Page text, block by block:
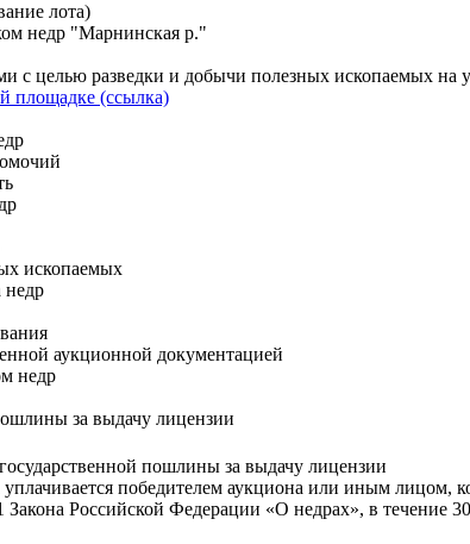
лота)
недр "Марнинская р."
с целью разведки и добычи полезных ископаемых на
площадке (ссылка)
ископаемых
недр
аукционной документацией
недр
за выдачу лицензии
пошлины за выдачу лицензии
победителем аукциона или иным лицом,
Закона Российской Федерации «О недрах», в течение 30